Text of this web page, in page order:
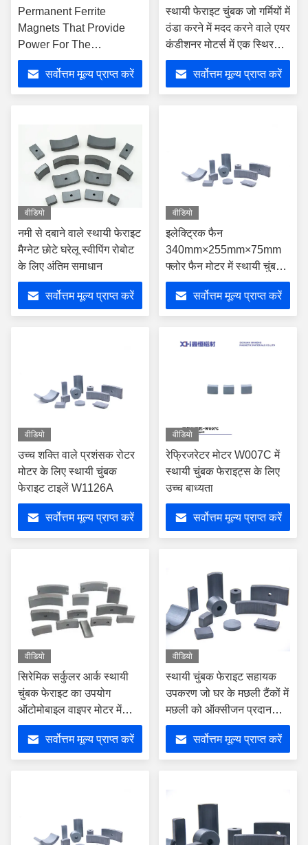
Permanent Ferrite
Magnets That Provide
Power For The
Household Assistant,
The Sweeping Robot
सर्वोत्तम मूल्य प्राप्त करें
स्थायी फेराइट चुंबक जो गर्मियों में
ठंडा करने में मदद करने वाले एयर
कंडीशनर मोटर्स में एक स्थिर
भूमिका निभाते हैं
सर्वोत्तम मूल्य प्राप्त करें
वीडियो
नमी से दबाने वाले स्थायी फेराइट
मैग्नेट छोटे घरेलू स्वीपिंग रोबोट
के लिए अंतिम समाधान
सर्वोत्तम मूल्य प्राप्त करें
वीडियो
इलेक्ट्रिक फैन
340mm×255mm×75mm
फ्लोर फैन मोटर में स्थायी चुंबक
फेराइट के साथ गर्मियों की गर्मी
को कम करेंसर्वोत्तम मूल्य प्राप्त करें
वीडियो
उच्च शक्ति वाले प्रशंसक रोटर
मोटर के लिए स्थायी चुंबक
फेराइट टाइलें W1126A
सर्वोत्तम मूल्य प्राप्त करें
वीडियो
रेफ्रिजरेटर मोटर W007C में
स्थायी चुंबक फेराइट्स के लिए
उच्च बाध्यता
सर्वोत्तम मूल्य प्राप्त करें
वीडियो
सिरेमिक सर्कुलर आर्क स्थायी
चुंबक फेराइट का उपयोग
ऑटोमोबाइल वाइपर मोटर में
किया जाता है
सर्वोत्तम मूल्य प्राप्त करें
वीडियो
स्थायी चुंबक फेराइट सहायक
उपकरण जो घर के मछली टैंकों में
मछली को ऑक्सीजन प्रदान
करते हैं
सर्वोत्तम मूल्य प्राप्त करें